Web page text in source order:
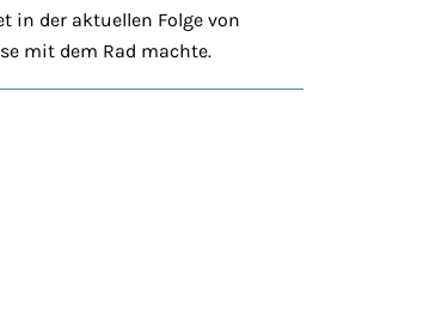
in der aktuellen Folge von
mit dem Rad machte.